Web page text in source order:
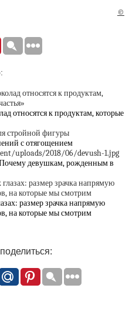
©
относятся к продуктам, которые
с отягощением
девушкам, рожденным в
размер зрачка напрямую
на которые мы смотрим